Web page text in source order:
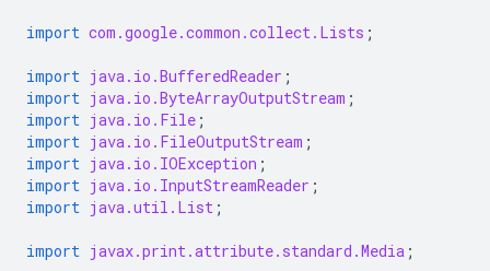
import com.google.common.collect.Lists ;
import java.io.BufferedReader ;
import java.io.ByteArrayOutputStream ;
import java.io.File ;
import java.io.FileOutputStream ;
import java.io.IOException ;
import java.io.InputStreamReader ;
import java.util.List ;
import javax.print.attribute.standard.Media ;